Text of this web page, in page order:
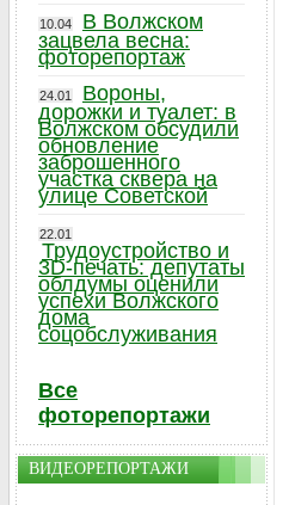
10.04
В Волжском
зацвела весна:
фоторепортаж
24.01
Вороны,
дорожки и туалет: в
Волжском обсудили
обновление
заброшенного
участка сквера на
улице Советской
22.01
Трудоустройство и
3D-печать: депутаты
облдумы оценили
успехи Волжского
дома
соцобслуживания
Все
фоторепортажи
ВИДЕОРЕПОРТАЖИ